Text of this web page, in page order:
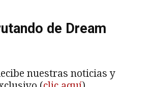
de Dream
nuestras noticias y